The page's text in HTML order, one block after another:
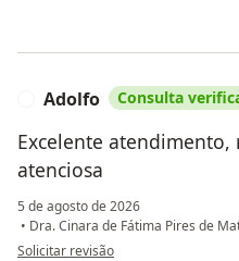
Adolfo Consulta
Excelente
atenciosa
5 de agosto de 2026
• Dra. Cinara de Fátima Pires de
na opinião do utilizador Adolfo
Solicitar revisão